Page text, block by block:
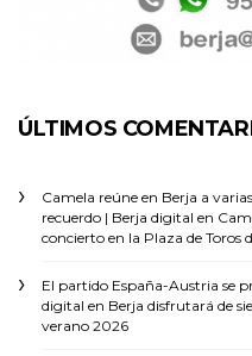
ÚLTIMOS
Camela reúne en Berja a
recuerdo | Berja digital en
concierto en la Plaza de Toros
El partido España-Austria se
digital en Berja disfrutará de
verano 2026